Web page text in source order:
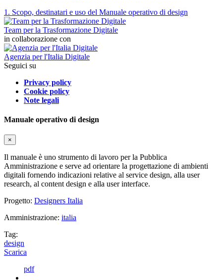
1. Scopo, destinatari e uso del Manuale operativo di design
Team per la Trasformazione Digitale
in collaborazione con
Agenzia per l'Italia Digitale
Seguici su
Privacy policy
Cookie policy
Note legali
Manuale operativo di design
×
Il manuale è uno strumento di lavoro per la Pubblica
Amministrazione e serve ad orientare la progettazione di ambienti
digitali fornendo indicazioni relative al service design, alla user
research, al content design e alla user interface.
Progetto: Designers Italia
Amministrazione: italia
Tag:
design
Scarica
pdf